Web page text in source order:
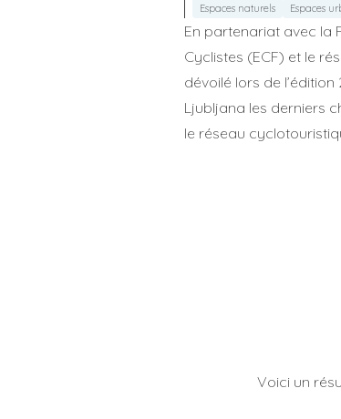
Espaces naturels
Espaces
En partenariat avec la
Cyclistes (ECF) et le
dévoilé lors de
Ljubljana les derniers
le réseau
Voici un